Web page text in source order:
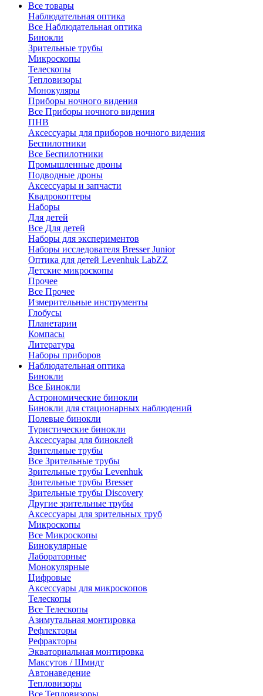
Все товары
Наблюдательная оптика
Все Наблюдательная оптика
Бинокли
Зрительные трубы
Микроскопы
Телескопы
Тепловизоры
Монокуляры
Приборы ночного видения
Все Приборы ночного видения
ПНВ
Аксессуары для приборов ночного видения
Беспилотники
Все Беспилотники
Промышленные дроны
Подводные дроны
Аксессуары и запчасти
Квадрокоптеры
Наборы
Для детей
Все Для детей
Наборы для экспериментов
Наборы исследователя Bresser Junior
Оптика для детей Levenhuk LabZZ
Детские микроскопы
Прочее
Все Прочее
Измерительные инструменты
Глобусы
Планетарии
Компасы
Литература
Наборы приборов
Наблюдательная оптика
Бинокли
Все Бинокли
Астрономические бинокли
Бинокли для стационарных наблюдений
Полевые бинокли
Туристические бинокли
Аксессуары для биноклей
Зрительные трубы
Все Зрительные трубы
Зрительные трубы Levenhuk
Зрительные трубы Bresser
Зрительные трубы Discovery
Другие зрительные трубы
Аксессуары для зрительных труб
Микроскопы
Все Микроскопы
Бинокулярные
Лабораторные
Монокулярные
Цифровые
Аксессуары для микроскопов
Телескопы
Все Телескопы
Азимутальная монтировка
Рефлекторы
Рефракторы
Экваториальная монтировка
Максутов / Шмидт
Автонаведение
Тепловизоры
Все Тепловизоры